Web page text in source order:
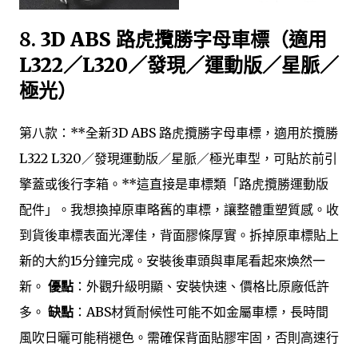
8. 3D ABS 路虎攬勝字母車標（適用
L322／L320／發現／運動版／星脈／
極光）
第八款：**全新3D ABS 路虎攬勝字母車標，適用於攬勝
L322 L320／發現運動版／星脈／極光車型，可貼於前引
擎蓋或後行李箱。**這直接是車標類「路虎攬勝運動版
配件」。我想換掉原車略舊的車標，讓整體重塑質感。收
到貨後車標表面光澤佳，背面膠條厚實。拆掉原車標貼上
新的大約15分鐘完成。安裝後車頭與車尾看起來煥然一
新。 優點 ：外觀升級明顯、安裝快速、價格比原廠低許
多。 缺點 ：ABS材質耐候性可能不如金屬車標，長時間
風吹日曬可能稍褪色。需確保背面貼膠牢固，否則高速行